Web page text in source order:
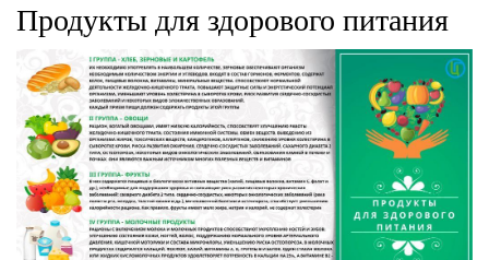
Продукты для здорового питания